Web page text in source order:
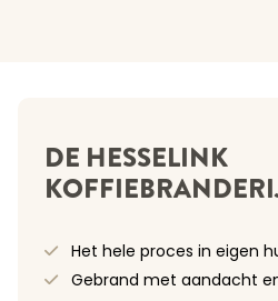
DE HESSELINK
Het hele proces in eigen
Gebrand met aandacht